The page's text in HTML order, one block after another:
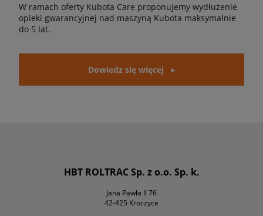
W ramach oferty Kubota Care proponujemy wydłużenie
opieki gwarancyjnej nad maszyną Kubota maksymalnie
do 5 lat.
Dowiedz się więcej
HBT ROLTRAC Sp. z o.o. Sp. k.
Jana Pawła II 76
42-425 Kroczyce